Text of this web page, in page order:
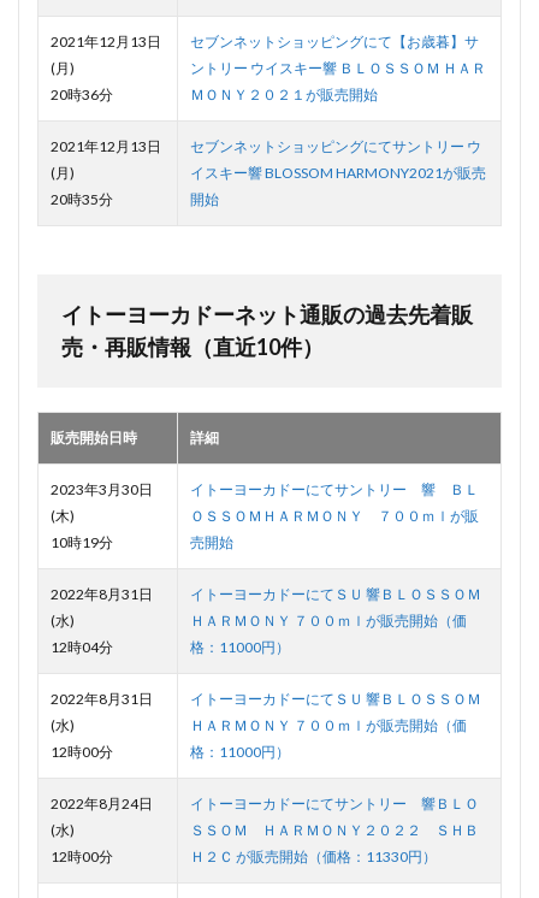
2021年12月13日
(月)
20時36分
セブンネットショッピングにて【お歳暮】サ
ントリー ウイスキー響 ＢＬＯＳＳＯＭ ＨＡＲ
ＭＯＮＹ２０２１が販売開始
2021年12月13日
(月)
20時35分
セブンネットショッピングにてサントリー ウ
イスキー響 BLOSSOM HARMONY2021が販売
開始
イトーヨーカドーネット通販の過去先着販
売・再販情報（直近10件）
販売開始日時 詳細
2023年3月30日
(木)
10時19分
イトーヨーカドーにてサントリー 響 ＢＬ
ＯＳＳＯＭＨＡＲＭＯＮＹ ７００ｍｌが販
売開始
2022年8月31日
(水)
12時04分
イトーヨーカドーにてＳＵ 響ＢＬＯＳＳＯＭ
ＨＡＲＭＯＮＹ ７００ｍｌが販売開始（価
格：11000円）
2022年8月31日
(水)
12時00分
イトーヨーカドーにてＳＵ 響ＢＬＯＳＳＯＭ
ＨＡＲＭＯＮＹ ７００ｍｌが販売開始（価
格：11000円）
2022年8月24日
(水)
12時00分
イトーヨーカドーにてサントリー 響ＢＬＯ
ＳＳＯＭ ＨＡＲＭＯＮＹ２０２２ ＳＨＢ
Ｈ２Ｃ が販売開始（価格：11330円）